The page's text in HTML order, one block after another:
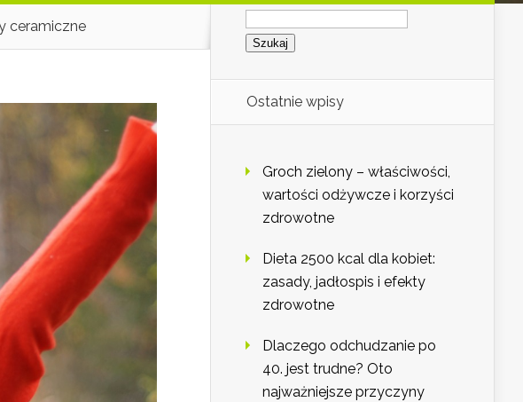
ceramiczne
Szukaj:
Ostatnie wpisy
Groch zielony – właściwości,
wartości odżywcze i korzyści
zdrowotne
Dieta 2500 kcal dla kobiet:
zasady, jadłospis i efekty
zdrowotne
Dlaczego odchudzanie po
40. jest trudne? Oto
najważniejsze przyczyny